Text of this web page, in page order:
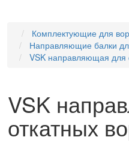
Комплектующие для
Направляющие балки
VSK направляющая для
VSK
откатных